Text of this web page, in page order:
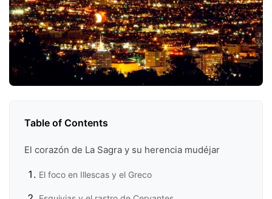
Table of Contents
El corazón de La Sagra y su herencia mudéjar
El foco en Illescas y el Greco